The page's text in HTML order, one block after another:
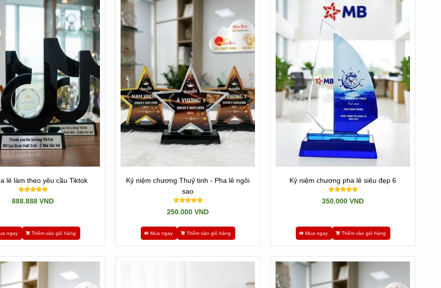
cao
thì giá cũng càng cao
pha lê giá sẽ cao hơn nếu làm bằng thủy tinh.
với:
tôi có máy in UV trực tiếp, máy khắc pha lê 2D, 3D, máy khắc trên bề mặt.
1 ngày có thể nhận đơn hàng gấp 200 cái/ ngày. Vì mỗi ngày chúng tôi sản xuất ra gần 1000 cái mà khó có công ty nào có
NHẬN LÀM GẤP, CHỈ CẦN BẠN TRẢ ĐÚNG GIÁ TRỊ. Hotline: 0901460008
lê làm theo yêu cầu Tiktok
888.888 VND
ngay Thêm vào giỏ hàng
Kỷ niệm chương Thuỷ tinh - Pha lê ngôi
sao
250.000 VND
Mua ngay Thêm vào giỏ hàng
Kỷ niệm chương pha lê siêu đẹp 6
350.000 VND
Mua ngay Thêm vào giỏ hàng